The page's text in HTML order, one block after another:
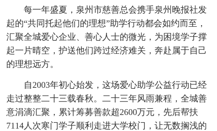
每一年盛夏，泉州市慈善总会携手泉州晚报社发
起的“共同托起他们的理想”助学行动都会如约而至，
汇聚全城爱心企业、善心人士的微光，为困境学子撑
起一片晴空，护送他们跨过经济难关，奔赴属于自己
的理想远方。
自2003年初心始发，这场爱心助学公益行动已经
走过整整二十三载春秋。二十三年风雨兼程，全城善
意涓滴汇聚，累计筹募善款超2600万元，先后帮扶
7114人次寒门学子顺利走进大学校门，让无数搁浅的